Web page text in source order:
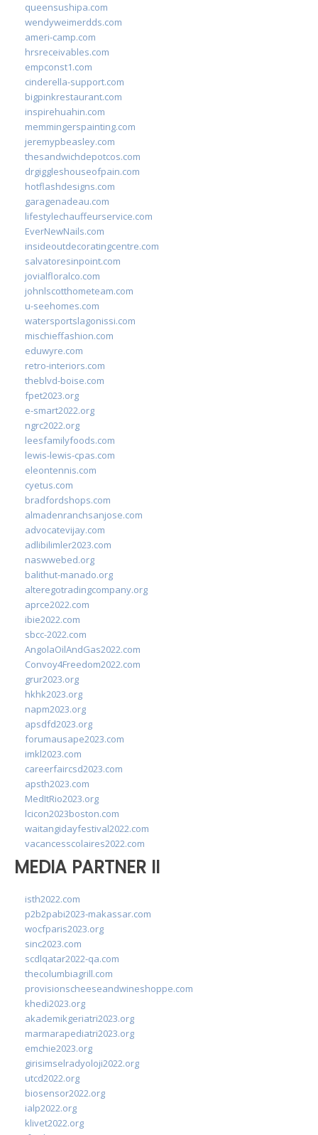
queensushipa.com
wendyweimerdds.com
ameri-camp.com
hrsreceivables.com
empconst1.com
cinderella-support.com
bigpinkrestaurant.com
inspirehuahin.com
memmingerspainting.com
jeremypbeasley.com
thesandwichdepotcos.com
drgiggleshouseofpain.com
hotflashdesigns.com
garagenadeau.com
lifestylechauffeurservice.com
EverNewNails.com
insideoutdecoratingcentre.com
salvatoresinpoint.com
jovialfloralco.com
johnlscotthometeam.com
u-seehomes.com
watersportslagonissi.com
mischieffashion.com
eduwyre.com
retro-interiors.com
theblvd-boise.com
fpet2023.org
e-smart2022.org
ngrc2022.org
leesfamilyfoods.com
lewis-lewis-cpas.com
eleontennis.com
cyetus.com
bradfordshops.com
almadenranchsanjose.com
advocatevijay.com
adlibilimler2023.com
naswwebed.org
balithut-manado.org
alteregotradingcompany.org
aprce2022.com
ibie2022.com
sbcc-2022.com
AngolaOilAndGas2022.com
Convoy4Freedom2022.com
grur2023.org
hkhk2023.org
napm2023.org
apsdfd2023.org
forumausape2023.com
imkl2023.com
careerfaircsd2023.com
apsth2023.com
MedItRio2023.org
lcicon2023boston.com
waitangidayfestival2022.com
vacancesscolaires2022.com
MEDIA PARTNER II
isth2022.com
p2b2pabi2023-makassar.com
wocfparis2023.org
sinc2023.com
scdlqatar2022-qa.com
thecolumbiagrill.com
provisionscheeseandwineshoppe.com
khedi2023.org
akademikgeriatri2023.org
marmarapediatri2023.org
emchie2023.org
girisimselradyoloji2022.org
utcd2022.org
biosensor2022.org
ialp2022.org
klivet2022.org